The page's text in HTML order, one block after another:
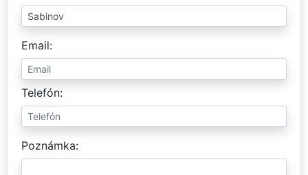
Email
Telefón
Poznámka